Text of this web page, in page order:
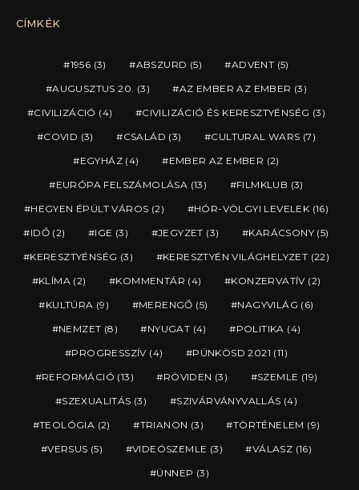
CÍMKÉK
1956 (3) ABSZURD (5) ADVENT (5)
AUGUSZTUS 20. (3) AZ EMBER AZ EMBER (3)
CIVILIZÁCIÓ (4) CIVILIZÁCIÓ ÉS KERESZTYÉNSÉG (3)
COVID (3) CSALÁD (3) CULTURAL WARS (7)
EGYHÁZ (4) EMBER AZ EMBER (2)
EURÓPA FELSZÁMOLÁSA (13) FILMKLUB (3)
HEGYEN ÉPÜLT VÁROS (2) HÓR-VÖLGYI LEVELEK (16)
IDŐ (2) IGE (3) JEGYZET (3) KARÁCSONY(5)
KERESZTYÉNSÉG (3) KERESZTYÉN VILÁGHELYZET (22)
KLÍMA(2) KOMMENTÁR (4) KONZERVATÍV(2)
KULTÚRA (9) MERENGŐ (5) NAGYVILÁG (6)
NEMZET (8) NYUGAT (4) POLITIKA (4)
PROGRESSZÍV(4) PÜNKÖSD 2021 (11)
REFORMÁCIÓ (13) RÖVIDEN (3) SZEMLE (19)
SZEXUALITÁS (3) SZIVÁRVÁNYVALLÁS (4)
TEOLÓGIA (2) TRIANON (3) TÖRTÉNELEM (9)
VERSUS (5) VIDEÓSZEMLE (3) VÁLASZ (16)
ÜNNEP (3)